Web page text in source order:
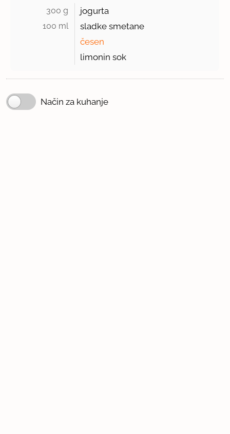
300 g jogurta
100 ml
sladke smetane
česen
limonin sok
Način za kuhanje